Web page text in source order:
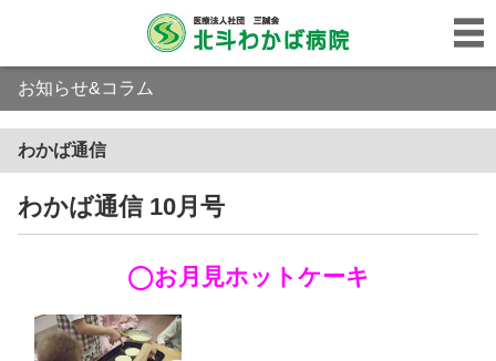
お知らせ&コラム
わかば通信
わかば通信 10月号
◯お月見ホットケーキ